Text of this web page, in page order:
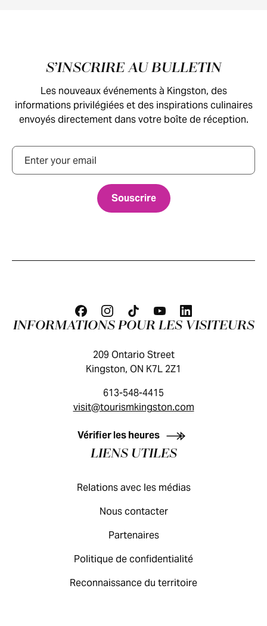
Pied de pageS’INSCRIRE AU BULLETIN
Les nouveaux événements à Kingston, des
informations privilégiées et des inspirations culinaires
envoyés directement dans votre boîte de réception.
Courriel
GUIDE DES VISITEURS
INFORMATIONS POUR LES VISITEURS
209 Ontario Street
Kingston, ON K7L 2Z1
613-548-4415
visit@tourismkingston.com
Vérifier les heures
LIENS UTILES
Relations avec les médias
Nous contacter
Partenaires
Politique de confidentialité
Reconnaissance du territoire